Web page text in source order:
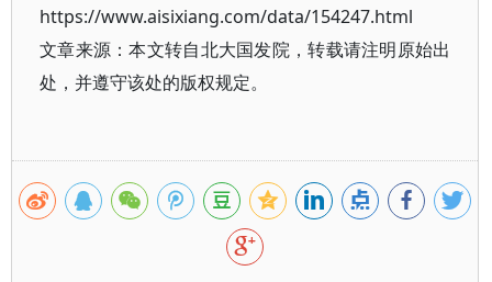
https://www.aisixiang.com/data/154247.html
文章来源：本文转自北大国发院，转载请注明原始出
处，并遵守该处的版权规定。